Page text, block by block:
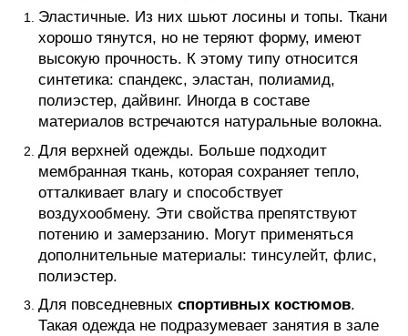
Эластичные. Из них шьют лосины и топы. Ткани
хорошо тянутся, но не теряют форму, имеют
высокую прочность. К этому типу относится
синтетика: спандекс, эластан, полиамид,
полиэстер, дайвинг. Иногда в составе
материалов встречаются натуральные волокна.
Для верхней одежды. Больше подходит
мембранная ткань, которая сохраняет тепло,
отталкивает влагу и способствует
воздухообмену. Эти свойства препятствуют
потению и замерзанию. Могут применяться
дополнительные материалы: тинсулейт, флис,
полиэстер.
Для повседневных спортивных костюмов.
Такая одежда не подразумевает занятия в зале